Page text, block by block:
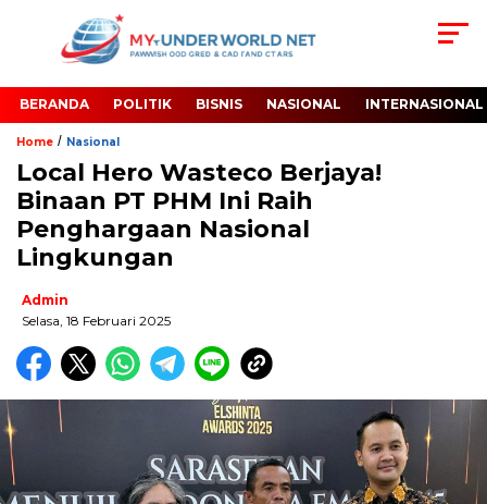
BERANDA POLITIK BISNIS NASIONAL INTERNASIONAL
Home / Nasional
Local Hero Wasteco Berjaya!
Binaan PT PHM Ini Raih
Penghargaan Nasional
Lingkungan
Admin
Selasa, 18 Februari 2025